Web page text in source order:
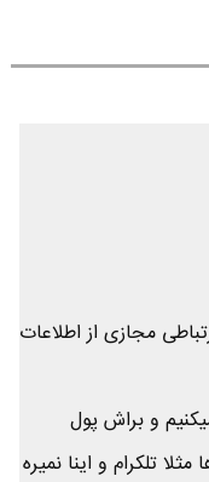
مجازی از اطلاعات
و براش پول
تلکرام و اینا نمیره